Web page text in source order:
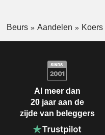
Beurs Aandelen
Al meer dan
20 jaar aan de
zijde van beleggers